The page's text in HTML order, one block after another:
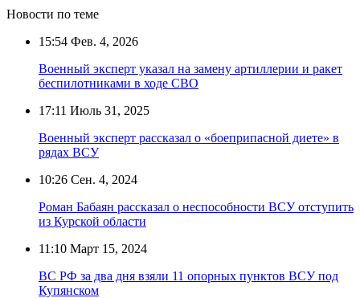
Новости по теме
15:54 Фев. 4, 2026
Военный эксперт указал на замену артиллерии и ракет
беспилотниками в ходе СВО
17:11 Июль 31, 2025
Военный эксперт рассказал о «боеприпасной диете» в
рядах ВСУ
10:26 Сен. 4, 2024
Роман Бабаян рассказал о неспособности ВСУ отступить
из Курской области
11:10 Март 15, 2024
ВС РФ за два дня взяли 11 опорных пунктов ВСУ под
Купянском